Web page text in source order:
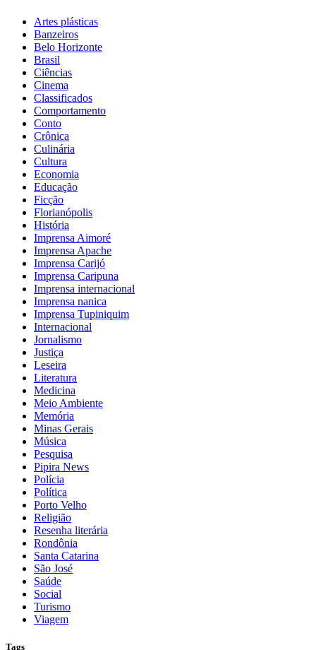
Artes plásticas
Banzeiros
Belo Horizonte
Brasil
Ciências
Cinema
Classificados
Comportamento
Conto
Crônica
Culinária
Cultura
Economia
Educação
Ficção
Florianópolis
História
Imprensa Aimoré
Imprensa Apache
Imprensa Carijó
Imprensa Caripuna
Imprensa internacional
Imprensa nanica
Imprensa Tupiniquim
Internacional
Jornalismo
Justiça
Leseira
Literatura
Medicina
Meio Ambiente
Memória
Minas Gerais
Música
Pesquisa
Pipira News
Polícia
Política
Porto Velho
Religião
Resenha literária
Rondônia
Santa Catarina
São José
Saúde
Social
Turismo
Viagem
Tags